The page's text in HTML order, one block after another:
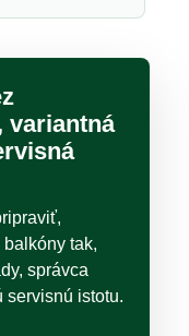
variantná
tak,
správca
servisnú istotu.